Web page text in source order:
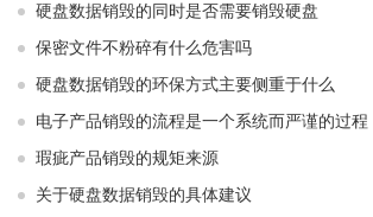
硬盘数据销毁的同时是否需要销毁硬盘
保密文件不粉碎有什么危害吗
硬盘数据销毁的环保方式主要侧重于什么
电子产品销毁的流程是一个系统而严谨的过程
瑕疵产品销毁的规矩来源
关于硬盘数据销毁的具体建议